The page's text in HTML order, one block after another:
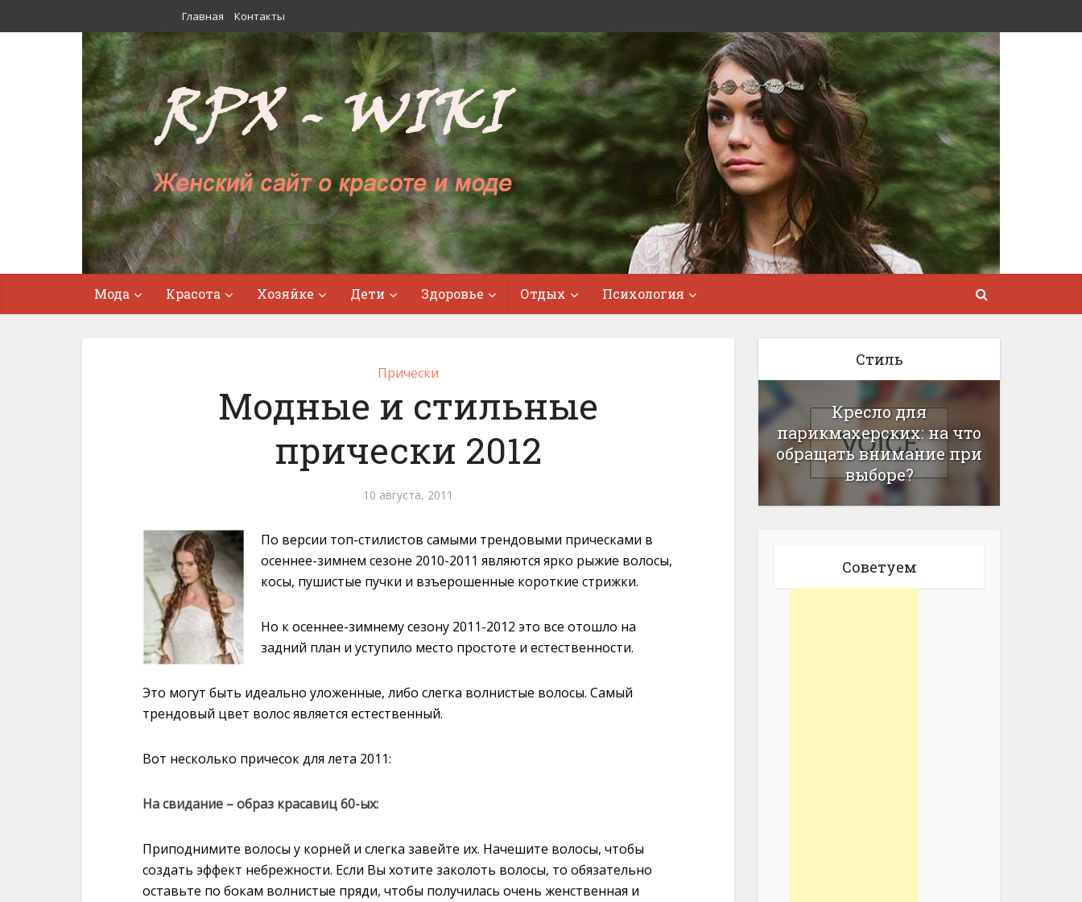
Главная Контакты
Мода Красота Хозяйке Дети Здоровье Отдых Психология
Прически
Модные и стильные
прически 2012
10 августа, 2011
По версии топ-стилистов самыми трендовыми прическами в
осеннее-зимнем сезоне 2010-2011 являются ярко рыжие волосы,
косы, пушистые пучки и взъерошенные короткие стрижки.
Но к осеннее-зимнему сезону 2011-2012 это все отошло на
задний план и уступило место простоте и естественности.
Это могут быть идеально уложенные, либо слегка волнистые волосы. Самый
трендовый цвет волос является естественный.
Вот несколько причесок для лета 2011:
На свидание – образ красавиц 60-ых:
Приподнимите волосы у корней и слегка завейте их. Начешите волосы, чтобы
создать эффект небрежности. Если Вы хотите заколоть волосы, то обязательно
оставьте по бокам волнистые пряди, чтобы получилась очень женственная и
Стиль
Кресло для
парикмахерских: на что
обращать внимание при
выборе?
Советуем